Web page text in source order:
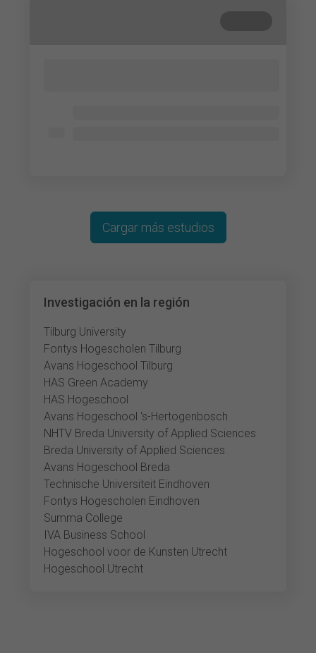
Investigación en la región
Tilburg University
Fontys Hogescholen Tilburg
Avans Hogeschool Tilburg
HAS Green Academy
HAS Hogeschool
Avans Hogeschool 's-Hertogenbosch
NHTV Breda University of Applied Sciences
Breda University of Applied Sciences
Avans Hogeschool Breda
Technische Universiteit Eindhoven
Fontys Hogescholen Eindhoven
Summa College
IVA Business School
Hogeschool voor de Kunsten Utrecht
Hogeschool Utrecht
Cargar más estudios